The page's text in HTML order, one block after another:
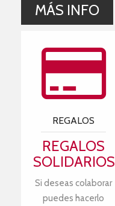
MÁS INFO
REGALOS
REGALOS
SOLIDARIOS
Si deseas colaborar
puedes hacerlo